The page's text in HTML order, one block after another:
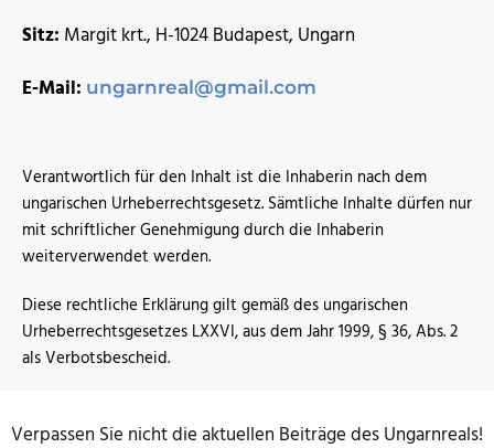
Sitz: Margit krt., H-1024 Budapest, Ungarn
E-Mail: ungarnreal@gmail.com
Verantwortlich für den Inhalt ist die Inhaberin nach dem
ungarischen Urheberrechtsgesetz. Sämtliche Inhalte dürfen nur
mit schriftlicher Genehmigung durch die Inhaberin
weiterverwendet werden.
Diese rechtliche Erklärung gilt gemäß des ungarischen
Urheberrechtsgesetzes LXXVI, aus dem Jahr 1999, § 36, Abs. 2
als Verbotsbescheid.
Verpassen Sie nicht die aktuellen Beiträge des Ungarnreals!